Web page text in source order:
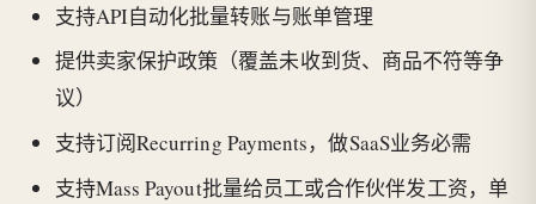
支持API自动化批量转账与账单管理
提供卖家保护政策（覆盖未收到货、商品不符等争
议）
支持订阅Recurring Payments，做SaaS业务必需
支持Mass Payout批量给员工或合作伙伴发工资，单